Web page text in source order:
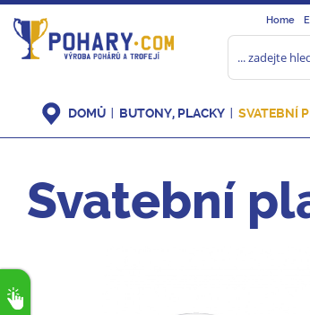
Home
DOMŮ BUTONY, PLACKY SVATEBNÍ
Svatební